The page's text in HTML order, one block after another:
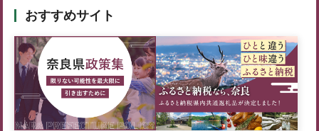
おすすめサイト